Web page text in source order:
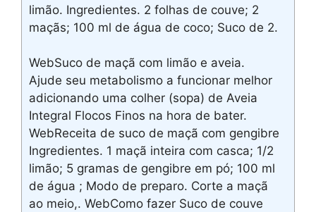
limão. Ingredientes. 2 folhas de couve; 2
maçãs; 100 ml de água de coco; Suco de 2.
WebSuco de maçã com limão e aveia.
Ajude seu metabolismo a funcionar melhor
adicionando uma colher (sopa) de Aveia
Integral Flocos Finos na hora de bater.
WebReceita de suco de maçã com gengibre
Ingredientes. 1 maçã inteira com casca; 1/2
limão; 5 gramas de gengibre em pó; 100 ml
de água ; Modo de preparo. Corte a maçã
ao meio,. WebComo fazer Suco de couve